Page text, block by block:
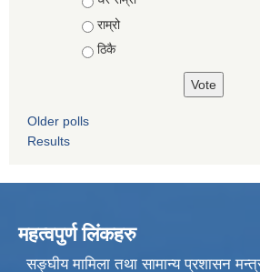
राम्रो
ठिकै
Older polls
Results
महत्वपुर्ण लिंकहरु
सङ्घीय मामिला तथा सामान्य प्रशासन